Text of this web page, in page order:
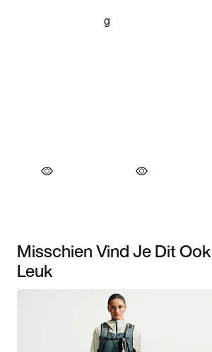
Misschien Vind Je Dit Ook
Leuk